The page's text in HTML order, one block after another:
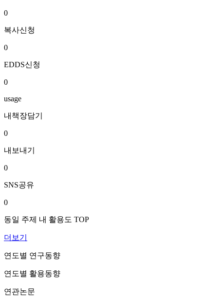
0
복사신청
0
EDDS신청
0
usage
내책장담기
0
내보내기
0
SNS공유
0
동일 주제 내 활용도 TOP
더보기
연도별 연구동향
연도별 활용동향
연관논문